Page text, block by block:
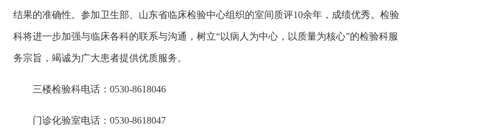
结果的准确性。参加卫生部、山东省临床检验中心组织的室间质评10余年，成绩优秀。检验
科将进一步加强与临床各科的联系与沟通，树立“以病人为中心，以质量为核心”的检验科服
务宗旨，竭诚为广大患者提供优质服务。
三楼检验科电话： 0530-8618046
门诊化验室电话： 0530-8618047